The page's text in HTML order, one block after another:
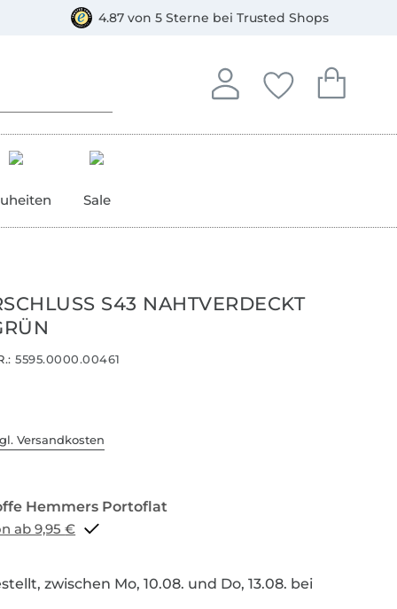
4.87 von 5 Sterne bei Trusted Shops
Anmelden
In deinem Konto
Deine
Du hast keine
Dein
Du hast
Sale
S43 NAHTVERDECKT T
5595.0000.00461
Versandkosten
Portoflat schon ab 9,95 €
zwischen Mo, 10.08. und Do, 13.08. bei